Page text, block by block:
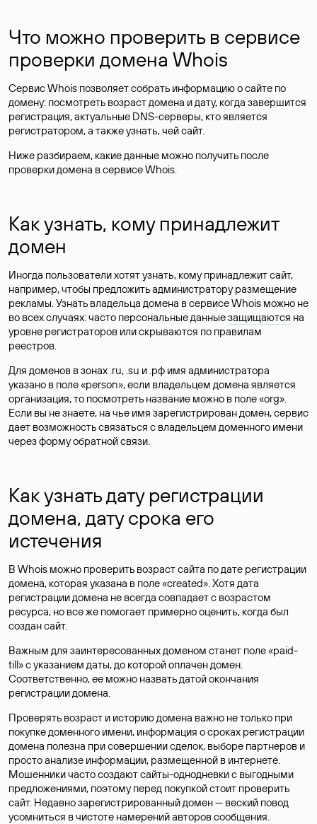
Что можно проверить в сервисе
проверки домена Whois
Сервис Whois позволяет собрать информацию о сайте по
домену: посмотреть возраст домена и дату, когда завершится
регистрация, актуальные DNS-серверы, кто является
регистратором, а также узнать, чей сайт.
Ниже разбираем, какие данные можно получить после
проверки домена в сервисе Whois.
Как узнать, кому принадлежит
домен
Иногда пользователи хотят узнать, кому принадлежит сайт,
например, чтобы предложить администратору размещение
рекламы. Узнать владельца домена в сервисе Whois можно не
во всех случаях: часто персональные данныезащищаются на
уровне регистраторов или скрываются по правилам
реестров.
Для доменов в зонах .ru, .su и .рф имя администратора
указано в поле «person», если владельцем домена является
организация, то посмотреть название можно в поле «org».
Если вы не знаете, на чье имя зарегистрирован домен, сервис
дает возможность связаться с владельцем доменного имени
через форму обратной связи.
Как узнать дату регистрации
домена, дату срока его
истечения
В Whois можно проверить возраст сайта по дате регистрации
домена, которая указана в поле «created». Хотя дата
регистрации домена не всегда совпадает с возрастом
ресурса, но все же помогает примерно оценить, когда был
создан сайт.
Важным для заинтересованных доменом станет поле «paid-
till» с указанием даты, до которой оплачен домен.
Соответственно, ее можно назвать датой окончания
регистрации домена.
Проверять возраст и историю домена важно не только при
покупке доменного имени, информация о сроках регистрации
домена полезна при совершении сделок, выборе партнеров и
просто анализе информации, размещенной в интернете.
Мошенники часто создают сайты-однодневки с выгодными
предложениями, поэтому перед покупкой стоит проверить
сайт. Недавно зарегистрированный домен — веский повод
усомниться в чистоте намерений авторов сообщения.